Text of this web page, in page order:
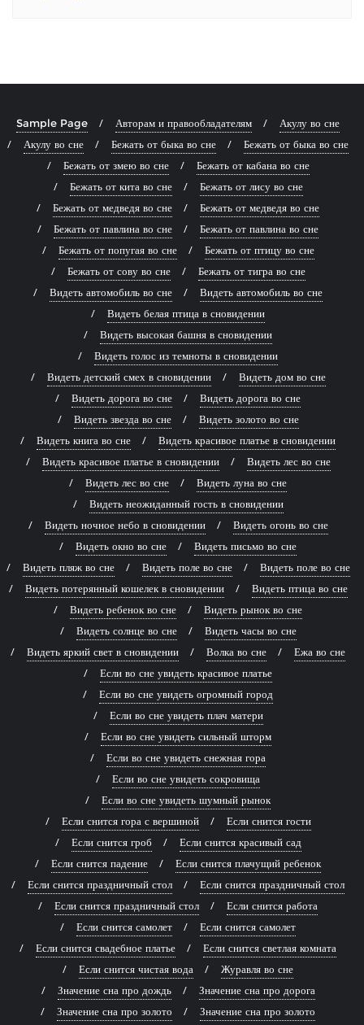
Sample Page Авторам и правообладателям
Акулу во сне
Акулу во сне
Бежать от быка во сне
Бежать от быка во сне
Бежать от змею во сне
Бежать от кабана во сне
Бежать от кита во сне
Бежать от лису во сне
Бежать от медведя во сне
Бежать от медведя во сне
Бежать от павлина во сне
Бежать от павлина во сне
Бежать от попугая во сне
Бежать от птицу во сне
Бежать от сову во сне
Бежать от тигра во сне
Видеть автомобиль во сне
Видеть автомобиль во сне
Видеть белая птица в сновидении
Видеть высокая башня в сновидении
Видеть голос из темноты в сновидении
Видеть детский смех в сновидении
Видеть дом во сне
Видеть дорога во сне
Видеть дорога во сне
Видеть звезда во сне
Видеть золото во сне
Видеть книга во сне
Видеть красивое платье в сновидении
Видеть красивое платье в сновидении
Видеть лес во сне
Видеть лес во сне
Видеть луна во сне
Видеть неожиданный гость в сновидении
Видеть ночное небо в сновидении
Видеть огонь во сне
Видеть окно во сне
Видеть письмо во сне
Видеть пляж во сне
Видеть поле во сне
Видеть поле во сне
Видеть потерянный кошелек в сновидении
Видеть птица во сне
Видеть ребенок во сне
Видеть рынок во сне
Видеть солнце во сне
Видеть часы во сне
Видеть яркий свет в сновидении
Волка во сне
Ежа во сне
Если во сне увидеть красивое платье
Если во сне увидеть огромный город
Если во сне увидеть плач матери
Если во сне увидеть сильный шторм
Если во сне увидеть снежная гора
Если во сне увидеть сокровища
Если во сне увидеть шумный рынок
Если снится гора с вершиной
Если снится гости
Если снится гроб
Если снится красивый сад
Если снится падение
Если снится плачущий ребенок
Если снится праздничный стол
Если снится праздничный стол
Если снится праздничный стол
Если снится работа
Если снится самолет
Если снится самолет
Если снится свадебное платье
Если снится светлая комната
Если снится чистая вода
Журавля во сне
Значение сна про дождь
Значение сна про дорога
Значение сна про золото
Значение сна про золото